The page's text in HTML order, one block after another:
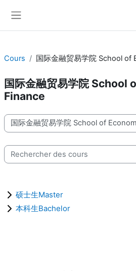
Cours 国际金融贸易学院 School
国际金融贸易学院 School
Finance
Catégories de cours
Rechercher des cours
硕士生Master
本科生Bachelor